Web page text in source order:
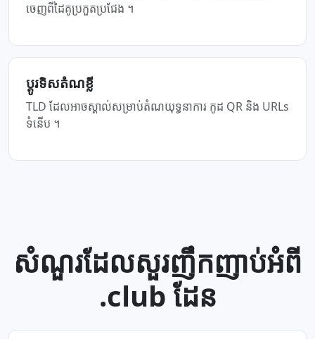
ចេញ​ពី​ដៃ​គូ​ប្រកួត​ប្រជែង ។
ប្ដូរ​ទិស​តំណ​ខ្លី
TLD ដែល​អាច​ស្គាល់​សម្រាប់​តំណ​យុទ្ធនាការ កូដ QR និង URLs
ទំនើប ។
សំណួរដែលសួរញឹកញាប់អំពី
.club ដែន